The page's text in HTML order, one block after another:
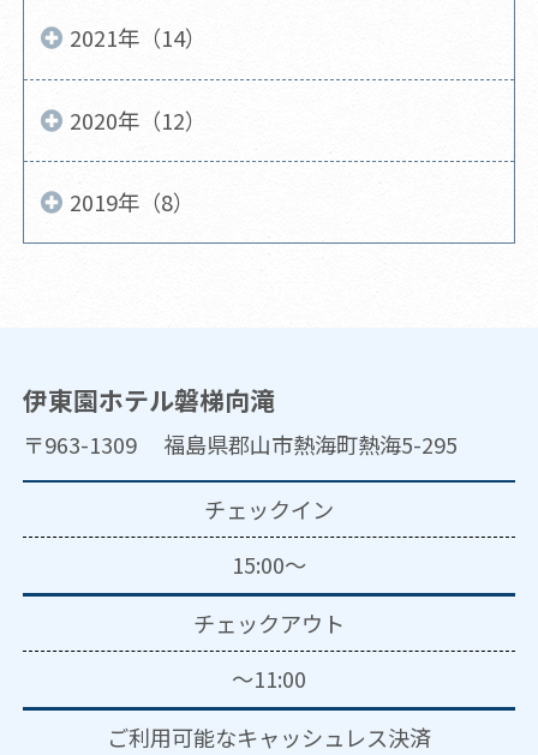
2021年（14）
2020年（12）
2019年（8）
伊東園ホテル磐梯向滝
〒963-1309 福島県郡山市熱海町熱海5-295
チェックイン
15:00～
チェックアウト
～11:00
ご利用可能なキャッシュレス決済